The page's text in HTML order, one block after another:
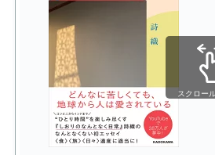
スクロー